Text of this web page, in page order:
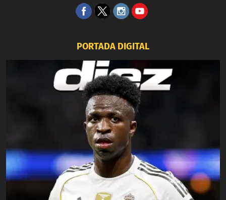
PORTADA DIGITAL